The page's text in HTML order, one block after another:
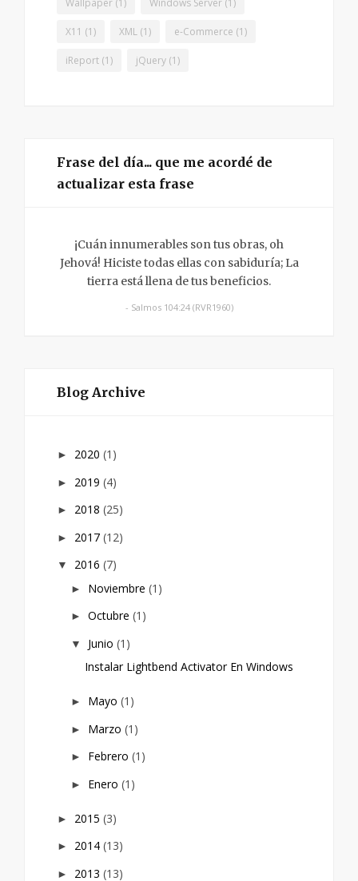
Wallpaper (1) Windows Server (1)
X11 (1) XML (1) e-Commerce (1)
iReport (1) jQuery (1)
Frase del día... que me acordé de
actualizar esta frase
¡Cuán innumerables son tus obras, oh
Jehová! Hiciste todas ellas con sabiduría; La
tierra está llena de tus beneficios.
- Salmos 104:24 (RVR1960)
Blog Archive
► 2020 (1)
► 2019 (4)
► 2018 (25)
► 2017 (12)
▼ 2016 (7)
► Noviembre (1)
► Octubre (1)
▼ Junio (1)
Instalar Lightbend Activator En Windows
► Mayo (1)
► Marzo (1)
► Febrero (1)
► Enero (1)
► 2015 (3)
► 2014 (13)
► 2013 (13)